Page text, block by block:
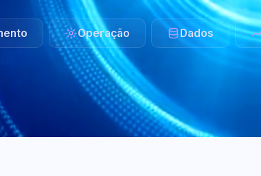
Operação Dados